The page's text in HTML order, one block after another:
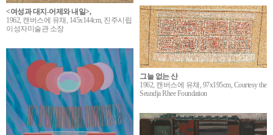
<여성과 대지-어제와 내일>,
1962, 캔버스에 유채, 145x144cm, 진주시립
이성자미술관 소장
그늘 없는 산
1962, 캔버스에 유채, 97x195cm, Courtesy the
Seundja Rhee Foundation